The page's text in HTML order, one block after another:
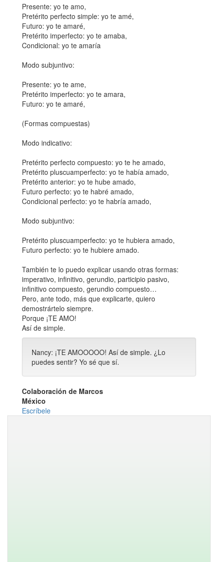
Presente: yo te amo,
Pretérito perfecto simple: yo te amé,
Futuro: yo te amaré,
Pretérito imperfecto: yo te amaba,
Condicional: yo te amaría
Modo subjuntivo:
Presente: yo te ame,
Pretérito imperfecto: yo te amara,
Futuro: yo te amaré,
(Formas compuestas)
Modo indicativo:
Pretérito perfecto compuesto: yo te he amado,
Pretérito pluscuamperfecto: yo te había amado,
Pretérito anterior: yo te hube amado,
Futuro perfecto: yo te habré amado,
Condicional perfecto: yo te habría amado,
Modo subjuntivo:
Pretérito pluscuamperfecto: yo te hubiera amado,
Futuro perfecto: yo te hubiere amado.
También te lo puedo explicar usando otras formas:
imperativo, infinitivo, gerundio, participio pasivo,
infinitivo compuesto, gerundio compuesto…
Pero, ante todo, más que explicarte, quiero
demostrártelo siempre.
Porque ¡TE AMO!
Así de simple.
Nancy: ¡TE AMOOOOO! Así de simple. ¿Lo
puedes sentir? Yo sé que sí.
Colaboración de Marcos
México
Escríbele